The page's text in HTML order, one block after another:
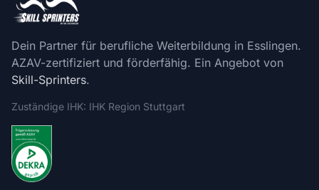
Dein Partner für berufliche Weiterbildung in Esslingen.
AZAV-zertifiziert und förderfähig. Ein Angebot von
Skill-Sprinters.
Zuständige IHK: IHK Region Stuttgart